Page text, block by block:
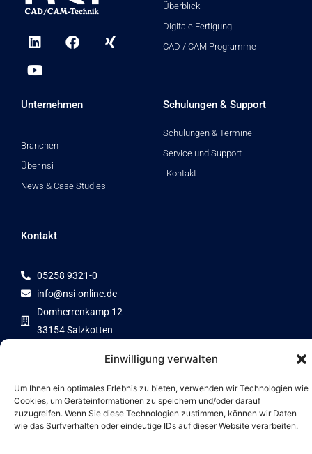
Einwilligung verwalten
Um Ihnen ein optimales Erlebnis zu bieten, verwenden wir Technologien wie
Cookies, um Geräteinformationen zu speichern und/oder darauf
zuzugreifen. Wenn Sie diese Technologien zustimmen, können wir Daten
wie das Surfverhalten oder eindeutige IDs auf dieser Website verarbeiten.
L
i
n
k
d
F
a
o
X
i
Y
o
u
t
b
Überblick
Digitale Fertigung
CAD / CAM Programme
Unternehmen
Branchen
Über nsi
News & Case Studies
Schulungen & Support
Schulungen & Termine
Service und Support
Kontakt
Kontakt
05258 9321-0
info@nsi-online.de
Domherrenkamp 12
33154 Salzkotten
Zertifizierter Partner von